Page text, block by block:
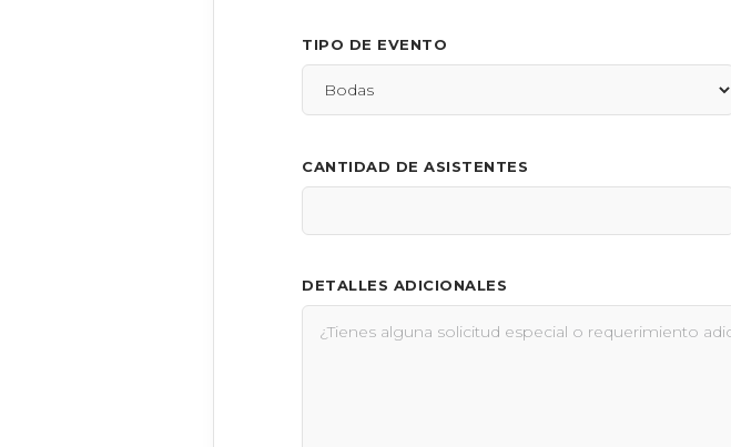
TIPO DE EVENTO
CANTIDAD DE ASISTENTES
DETALLES ADICIONALES